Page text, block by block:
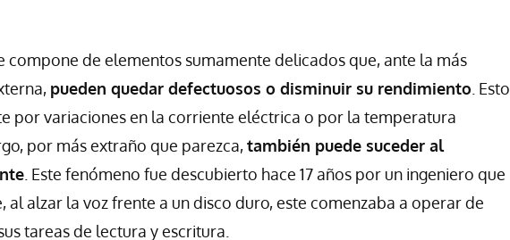
compone de elementos sumamente delicados que, ante la más
pueden quedar defectuosos o disminuir su rendimiento . Esto
por variaciones en la corriente eléctrica o por la temperatura
por más extraño que parezca,también puede suceder al
. Este fenómeno fue descubierto hace 17 años por un ingeniero que
al alzar la voz frente a un disco duro, este comenzaba a operar de
tareas de lectura y escritura.